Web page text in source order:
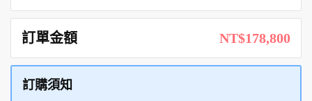
訂單金額 NT$178,800
訂購須知